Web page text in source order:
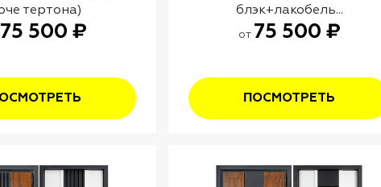
тертона)
75 500 ₽
блэк+лакобель...
от 75 500 ₽
ПОСМОТРЕТЬ